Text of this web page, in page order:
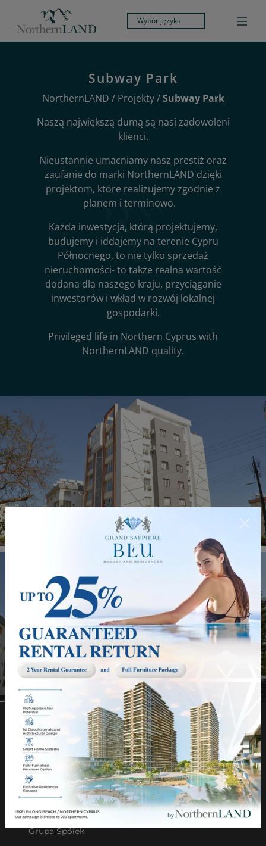
Wybór języka
Subway Park
NorthernLAND / Projekty / Subway Park
Naszą największą dumą są nasi zadowoleni
klienci.
Nieustannie umacniamy nasz prestiż oraz
zaufanie do marki NorthernLAND dzięki
projektom, które realizujemy zgodnie z
planem i terminowo.
Każda inwestycja, którą projektujemy,
budujemy i iddajemy na terenie Cypru
Północnego, to nie tylko sprzedaż
nieruchomości- to także realna wartość
dodana dla naszego kraju, przyciąganie
inwestorów i wkład w rozwój lokalnej
gospodarki.
Privileged life in Northern Cyprus with
NorthernLAND quality.
NORTHERNLAND CONSTRUCTION LTD
O Nas
GŁOS ZAŁOŻYCIELA
Grupa Spółek